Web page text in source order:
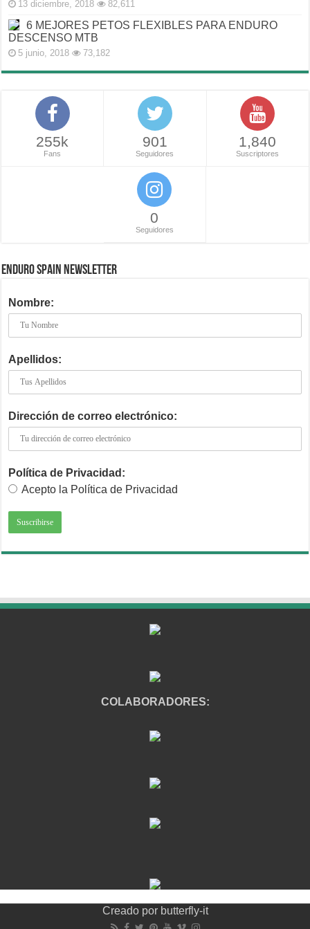
13 diciembre, 2018 82,611
6 MEJORES PETOS FLEXIBLES PARA ENDURO
DESCENSO MTB
5 junio, 2018 73,182
255k
Fans
901
Seguidores
1,840
Suscriptores
0
Seguidores
ENDURO SPAIN NEWSLETTER
Nombre:
Apellidos:
Dirección de correo electrónico:
Política de Privacidad:
Acepto la Política de Privacidad
COLABORADORES:
Creado por butterfly-it